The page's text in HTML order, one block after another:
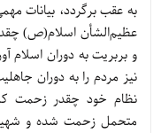
به عقب برگردد، بیانات
عظیم‌الشأن اسلام(ص)
و بربریت به دوران
نیز مردم را به دوران
نظام خود چقدر زحمت
متحمل زحمت شده و